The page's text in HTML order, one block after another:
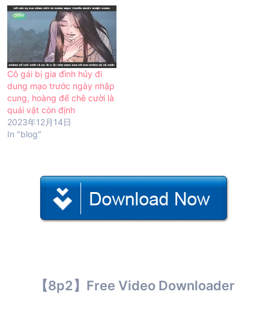
Cô gái bị gia đình hủy đi
dung mạo trước ngày nhập
cung, hoàng đế chê cười là
quái vật còn định
2023年12月14日
In "blog"
【8p2】Free Video Downloader